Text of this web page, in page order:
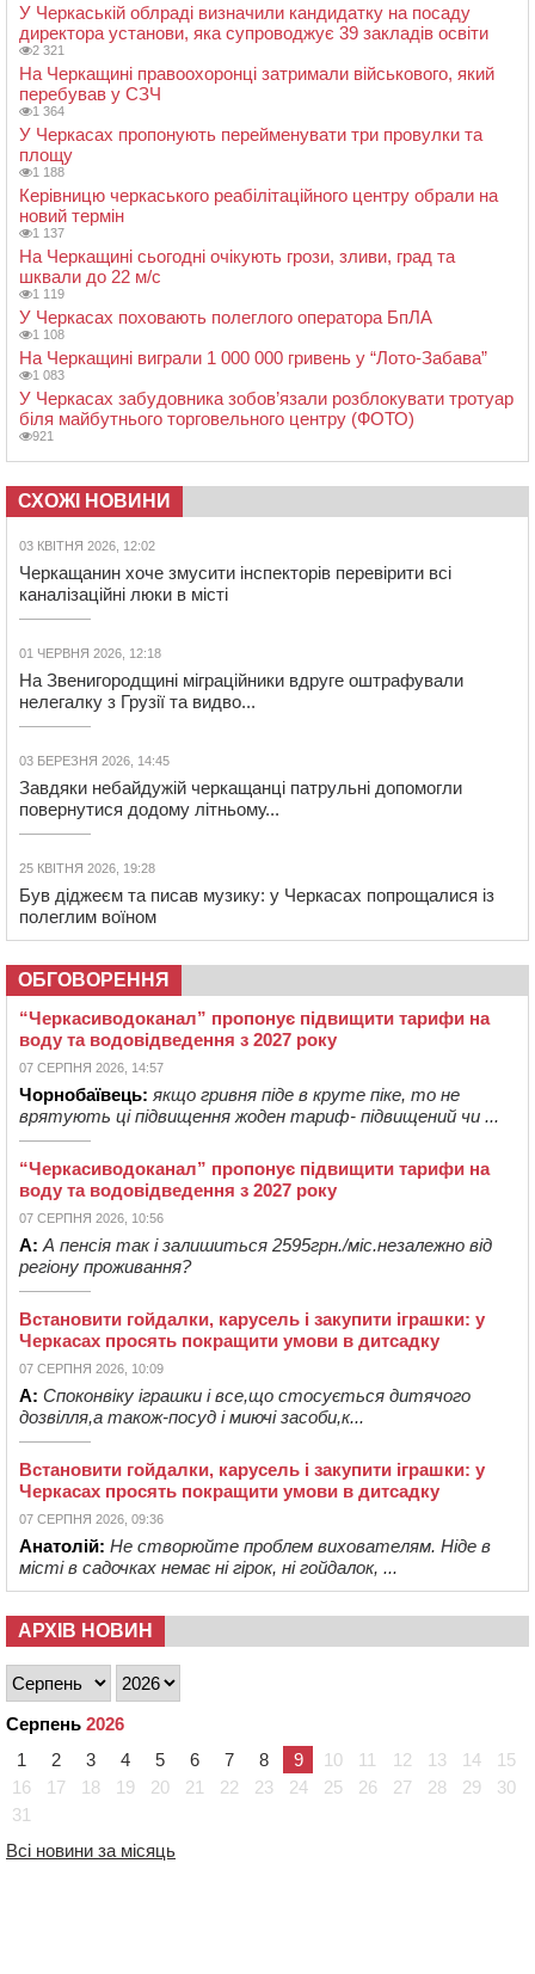
У Черкаській облраді визначили кандидатку на посаду
директора установи, яка супроводжує 39 закладів освіти
2 321
На Черкащині правоохоронці затримали військового, який
перебував у СЗЧ
1 364
У Черкасах пропонують перейменувати три провулки та
площу
1 188
Керівницю черкаського реабілітаційного центру обрали на
новий термін
1 137
На Черкащині сьогодні очікують грози, зливи, град та
шквали до 22 м/с
1 119
У Черкасах поховають полеглого оператора БпЛА
1 108
На Черкащині виграли 1 000 000 гривень у “Лото-Забава”
1 083
У Черкасах забудовника зобов’язали розблокувати тротуар
біля майбутнього торговельного центру (ФОТО)
921
СХОЖІ НОВИНИ
03 КВІТНЯ 2026, 12:02
Черкащанин хоче змусити інспекторів перевірити всі
каналізаційні люки в місті
01 ЧЕРВНЯ 2026, 12:18
На Звенигородщині міграційники вдруге оштрафували
нелегалку з Грузії та видво...
03 БЕРЕЗНЯ 2026, 14:45
Завдяки небайдужій черкащанці патрульні допомогли
повернутися додому літньому...
25 КВІТНЯ 2026, 19:28
Був діджеєм та писав музику: у Черкасах попрощалися із
полеглим воїном
ОБГОВОРЕННЯ
“Черкасиводоканал” пропонує підвищити тарифи на
воду та водовідведення з 2027 року
07 СЕРПНЯ 2026, 14:57
Чорнобаївець: якщо гривня піде в круте піке, то не
врятують ці підвищення жоден тариф- підвищений чи ...
“Черкасиводоканал” пропонує підвищити тарифи на
воду та водовідведення з 2027 року
07 СЕРПНЯ 2026, 10:56
А: А пенсія так і залишиться 2595грн./міс.незалежно від
регіону проживання?
Встановити гойдалки, карусель і закупити іграшки: у
Черкасах просять покращити умови в дитсадку
07 СЕРПНЯ 2026, 10:09
А: Споконвіку іграшки і все,що стосується дитячого
дозвілля,а також-посуд і миючі засоби,к...
Встановити гойдалки, карусель і закупити іграшки: у
Черкасах просять покращити умови в дитсадку
07 СЕРПНЯ 2026, 09:36
Анатолій: Не створюйте проблем вихователям. Ніде в
місті в садочках немає ні гірок, ні гойдалок, ...
АРХІВ НОВИН
Серпень 2026
1
2 3 4 5 6 7 8 9 10 11 12 13 14
15
16
17 18 19 20 21 22 23 24 25 26 27 28 29
30
31
Всі новини за місяць